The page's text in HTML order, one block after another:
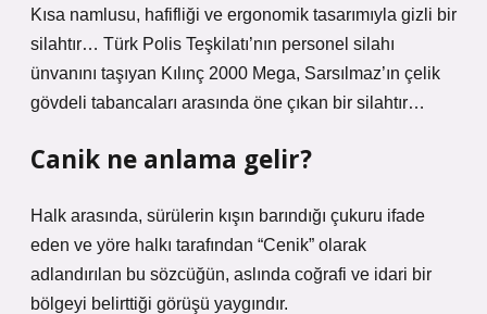
Kısa namlusu, hafifliği ve ergonomik tasarımıyla gizli bir
silahtır… Türk Polis Teşkilatı’nın personel silahı
ünvanını taşıyan Kılınç 2000 Mega, Sarsılmaz’ın çelik
gövdeli tabancaları arasında öne çıkan bir silahtır…
Canik ne anlama gelir?
Halk arasında, sürülerin kışın barındığı çukuru ifade
eden ve yöre halkı tarafından “Cenik” olarak
adlandırılan bu sözcüğün, aslında coğrafi ve idari bir
bölgeyi belirttiği görüşü yaygındır.